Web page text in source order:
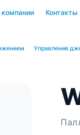
Контакты
Управление